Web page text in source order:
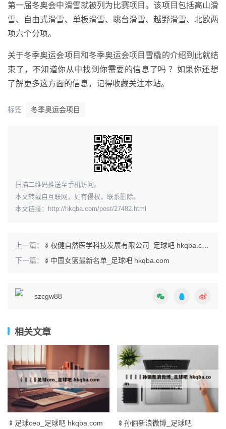
第一届冬奥会中滑雪就被列为比赛项目。该项目包括高山滑
雪、自由式滑雪、单板滑雪、跳台滑雪、越野滑雪、北欧两
项六个分项。
关于冬季奥运会项目和冬季奥运会项目雪橇的介绍到此就结
束了，不知道你从中找到你需要的信息了吗 ？如果你还想
了解更多这方面的信息，记得收藏关注本站。
标签 冬季奥运会项目
​扫描二维码推送至手机访问。
本文转载自互联网，如有侵权，联系删除。
本文链接： http://hkqba.com/post/27482.html
上一篇：
🍢权健自然医学科技发展有限公司_足球吧 hkqba.com
下一篇：
🍢中国女篮最新名单_足球吧 hkqba.com
szcgw88
相关文章
🍢足球ceo_足球吧 hkqba.com 🍢孙俪新浪微博_足球吧